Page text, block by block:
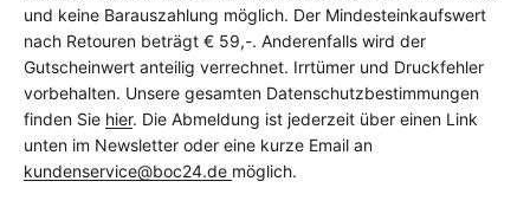
und keine Barauszahlung möglich. Der Mindesteinkaufswert
nach Retouren beträgt € 59,-. Anderenfalls wird der
Gutscheinwert anteilig verrechnet. Irrtümer und Druckfehler
vorbehalten. Unsere gesamten Datenschutzbestimmungen
finden Sie hier. Die Abmeldung ist jederzeit über einen Link
unten im Newsletter oder eine kurze Email an
kundenservice@boc24.de möglich.